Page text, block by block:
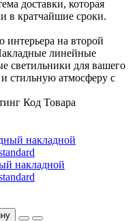
доставки, которая
в кратчайшие сроки.
интерьера на второй
линейные
светильники для вашего
стильную атмосферу с
Код Товара
накладной